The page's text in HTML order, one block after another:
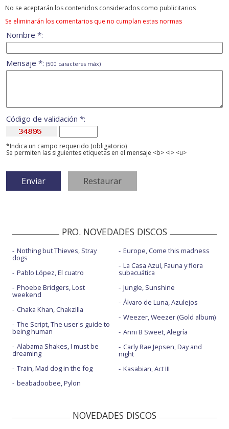
No se aceptarán los contenidos considerados como publicitarios
Se eliminarán los comentarios que no cumplan estas normas
Nombre *:
Mensaje *: (500 caracteres máx)
Código de validación *:
*Indica un campo requerido (obligatorio)
Se permiten las siguientes etiquetas en el mensaje <b> <i> <u>
PRO. NOVEDADES DISCOS
Nothing but Thieves, Stray
dogs
Pablo López, El cuatro
Phoebe Bridgers, Lost
weekend
Chaka Khan, Chakzilla
The Script, The user's guide to
being human
Alabama Shakes, I must be
dreaming
Train, Mad dog in the fog
beabadoobee, Pylon
Europe, Come this madness
La Casa Azul, Fauna y flora
subacuática
Jungle, Sunshine
Álvaro de Luna, Azulejos
Weezer, Weezer (Gold album)
Anni B Sweet, Alegría
Carly Rae Jepsen, Day and
night
Kasabian, Act III
NOVEDADES DISCOS